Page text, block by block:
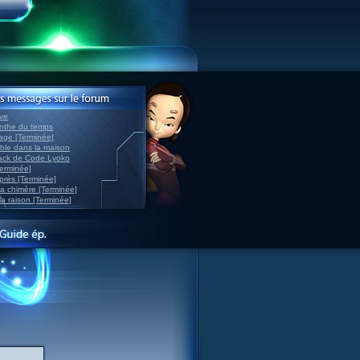
du temps
[Terminée]
dans la maison
de Code Lyoko
[Terminée]
chimère [Terminée]
raison [Terminée]